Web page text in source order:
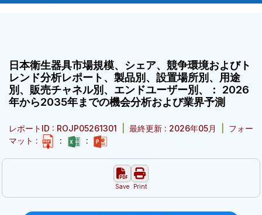
日本衛生器具市場規模、シェア、競争環境およびト
レンド分析レポート、製品別、設置場所別、用途
別、販売チャネル別、エンドユーザー別、： 2026
年から2035年までの機会分析および業界予測
レポートID : ROJP05261301 最終更新 : 2026年05月
フォー
マット :
: :
Save Print